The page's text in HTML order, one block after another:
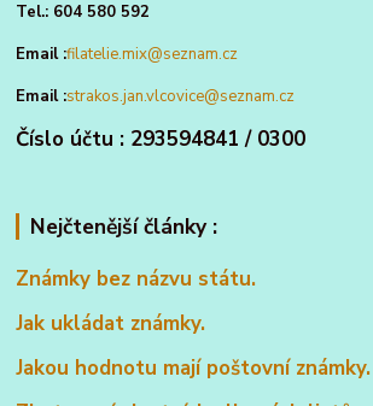
Tel.: 604 580 592
Email :filatelie.mix@seznam.cz
Email :strakos.jan.vlcovice@seznam.cz
Číslo účtu : 293594841 / 0300
Nejčtenější články :
Známky bez názvu státu.
Jak ukládat známky.
Jakou hodnotu mají poštovní známky.